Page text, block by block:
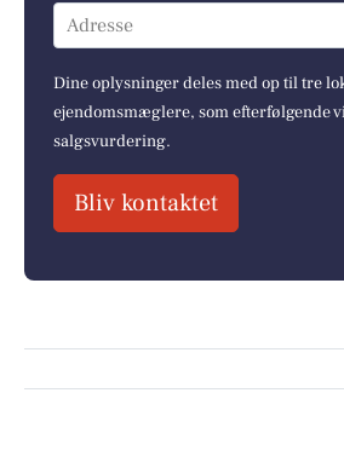
Adresse
Dine oplysninger deles med op til tre
ejendomsmæglere, som efterfølgende
salgsvurdering.
Bliv kontaktet